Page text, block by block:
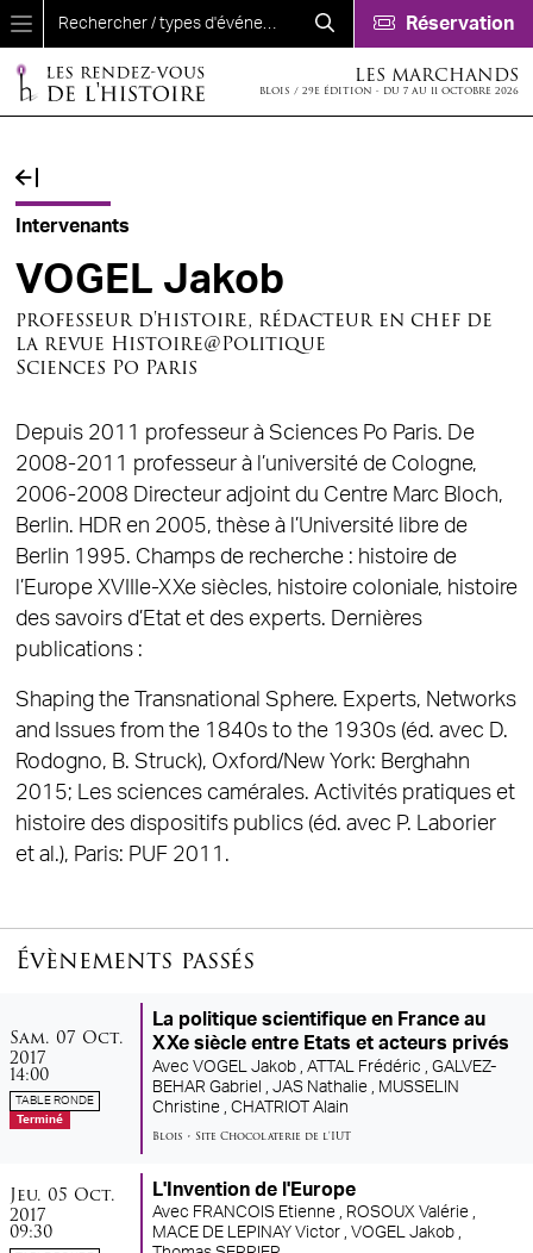
Aller au contenu principal
Réservation
LES MARCHANDS
BLOIS / 29E ÉDITION - DU 7 AU 11 OCTOBRE 2026
Fil d'Ariane
Intervenants
VOGEL Jakob
professeur d'histoire, rédacteur en chef de
la revue Histoire@Politique
Sciences Po Paris
Depuis 2011 professeur à Sciences Po Paris. De
2008-2011 professeur à l’université de Cologne,
2006-2008 Directeur adjoint du Centre Marc Bloch,
Berlin. HDR en 2005, thèse à l’Université libre de
Berlin 1995. Champs de recherche : histoire de
l’Europe XVIIIe-XXe siècles, histoire coloniale, histoire
des savoirs d’Etat et des experts. Dernières
publications :
Shaping the Transnational Sphere. Experts, Networks
and Issues from the 1840s to the 1930s (éd. avec D.
Rodogno, B. Struck), Oxford/New York: Berghahn
2015; Les sciences camérales. Activités pratiques et
histoire des dispositifs publics (éd. avec P. Laborier
et al.), Paris: PUF 2011.
Évènements passés
samedi
Sam. 07 octobre
Oct.
2017
14:00
TABLE RONDE
Terminé
La politique scientifique en France au
XXe siècle entre Etats et acteurs privés
Avec VOGEL Jakob , ATTAL Frédéric , GALVEZ-
BEHAR Gabriel , JAS Nathalie ,
MUSSELIN
Christine , CHATRIOT Alain
Blois • Site Chocolaterie de l'IUT
jeudi
Jeu. 05 octobre
Oct.
2017
09:30
L'Invention de l'Europe
Avec FRANCOIS Etienne , ROSOUX Valérie ,
MACE DE LEPINAY Victor , VOGEL Jakob ,